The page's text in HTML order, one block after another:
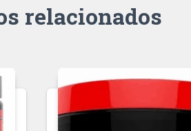
relacionados